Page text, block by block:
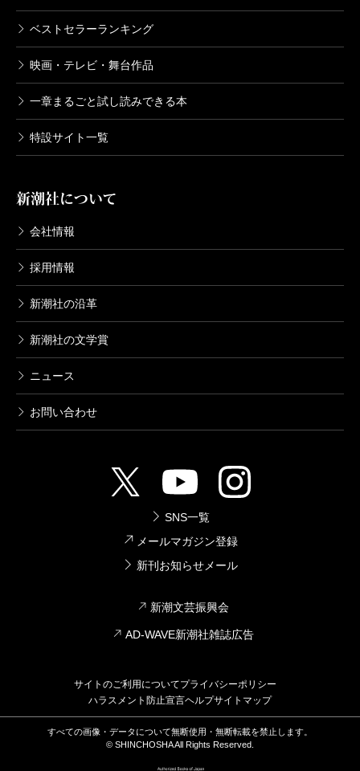
ベストセラーランキング
映画・テレビ・舞台作品
一章まるごと試し読みできる本
特設サイト一覧
新潮社について
会社情報
採用情報
新潮社の沿革
新潮社の文学賞
ニュース
お問い合わせ
SNS一覧
メールマガジン登録
新刊お知らせメール
新潮文芸振興会
AD-WAVE新潮社雑誌広告
サイトのご利用についてプライバシーポリシー
ハラスメント防止宣言ヘルプサイトマップ
すべての画像・データについて無断使用・無断転載を禁止します。
© SHINCHOSHA All Rights Reserved.